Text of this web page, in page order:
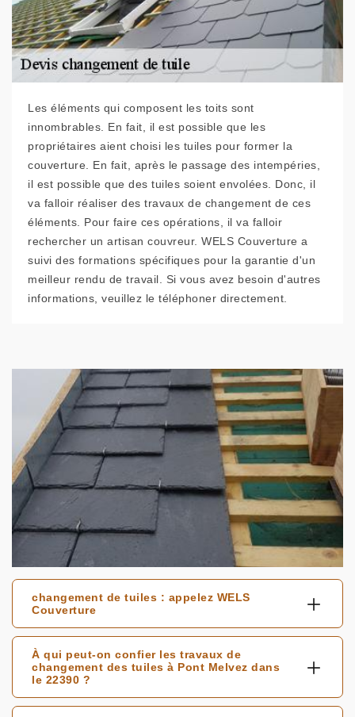
Les éléments qui composent les toits sont
innombrables. En fait, il est possible que les
propriétaires aient choisi les tuiles pour former la
couverture. En fait, après le passage des intempéries,
il est possible que des tuiles soient envolées. Donc, il
va falloir réaliser des travaux de changement de ces
éléments. Pour faire ces opérations, il va falloir
rechercher un artisan couvreur. WELS Couverture a
suivi des formations spécifiques pour la garantie d'un
meilleur rendu de travail. Si vous avez besoin d'autres
informations, veuillez le téléphoner directement.
changement de tuiles : appelez WELS
Couverture
À qui peut-on confier les travaux de
changement des tuiles à Pont Melvez dans
le 22390 ?